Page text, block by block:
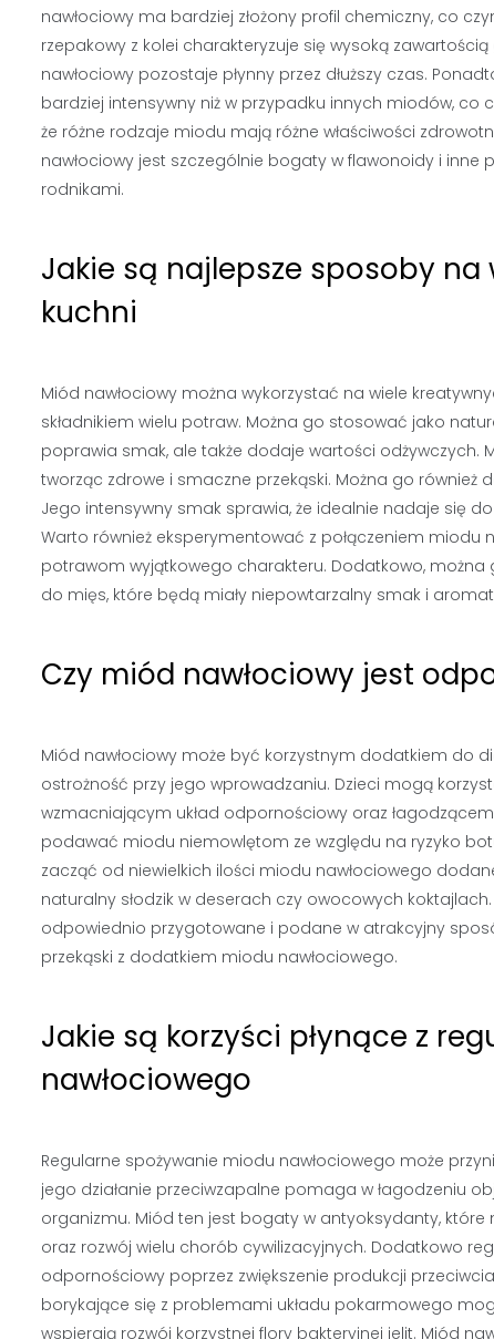
nawłociowy ma bardziej złożony profil chemiczny, co
rzepakowy z kolei charakteryzuje się wysoką
nawłociowy pozostaje płynny przez dłuższy czas.
bardziej intensywny niż w przypadku innych miodów,
że różne rodzaje miodu mają różne właściwości
nawłociowy jest szczególnie bogaty w flawonoidy i
rodnikami.
Jakie są najlepsze sposoby
kuchni
Miód nawłociowy można wykorzystać na wiele
składnikiem wielu potraw. Można go stosować jako
poprawia smak, ale także dodaje wartości
tworząc zdrowe i smaczne przekąski. Można go
Jego intensywny smak sprawia, że idealnie nadaje się
Warto również eksperymentować z połączeniem
potrawom wyjątkowego charakteru. Dodatkowo,
do mięs, które będą miały niepowtarzalny smak i
Czy miód nawłociowy jest
Miód nawłociowy może być korzystnym dodatkiem do
ostrożność przy jego wprowadzaniu. Dzieci mogą
wzmacniającym układ odpornościowy oraz
podawać miodu niemowlętom ze względu na ryzyko
zacząć od niewielkich ilości miodu nawłociowego
naturalny słodzik w deserach czy owocowych
odpowiednio przygotowane i podane w atrakcyjny
przekąski z dodatkiem miodu nawłociowego.
Jakie są korzyści płynące z
nawłociowego
Regularne spożywanie miodu nawłociowego może
jego działanie przeciwzapalne pomaga w łagodzeniu
organizmu. Miód ten jest bogaty w antyoksydanty,
oraz rozwój wielu chorób cywilizacyjnych. Dodatkowo
odpornościowy poprzez zwiększenie produkcji
borykające się z problemami układu pokarmowego
wspierają rozwój korzystnej flory bakteryjnej jelit. Miód